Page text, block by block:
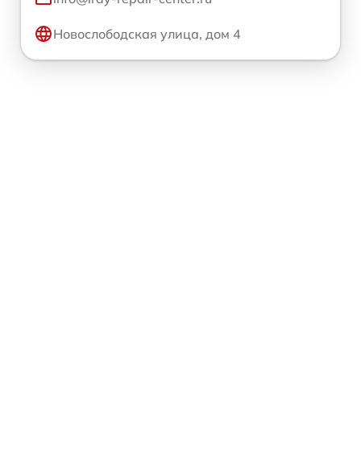
Новослободская улица, дом 4